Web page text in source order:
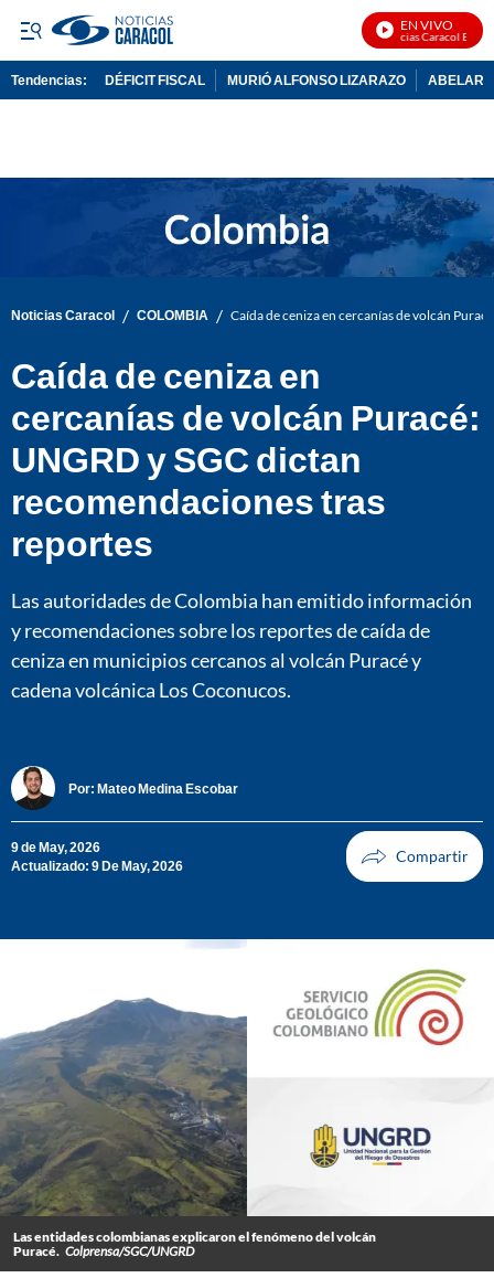
EN VIVO
Noticias Caracol En Vivo
Tendencias: DÉFICIT FISCAL MURIÓ ALFONSO LIZARAZO
Noticias Caracol / COLOMBIA / Caída de ceniza en cercanías de volcán
Caída de ceniza en
cercanías de volcán Puracé:
UNGRD y SGC dictan
recomendaciones tras
reportes
Las autoridades de Colombia han emitido información
y recomendaciones sobre los reportes de caída de
ceniza en municipios cercanos al volcán Puracé y
cadena volcánica Los Coconucos.
Por: Mateo Medina Escobar
9 de May, 2026
Actualizado: 9 De May, 2026
Las entidades colombianas explicaron el fenómeno del volcán
Puracé. Colprensa/SGC/UNGRD